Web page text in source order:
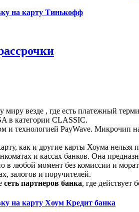
на карту Тинькофф
везде , где есть платежный
в категории CLASSIC.
технологией PayWave. Микрочип
как и другие карты Хоума нельзя
и кассах банков. Она
в любой момент без комиссии и
залогов и поручителей.
сеть партнеров банка, где действует
на карту Хоум Кредит банка